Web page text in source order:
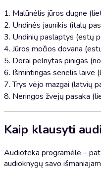
1. Malūnėlis jūros dugne
2. Undinės jaunikis (italų
3. Undinių paslaptys (estų
4. Jūros močios dovana
5. Dorai pelnytas pinigas
6. Išmintingas senelis laive
7. Trys vėjo mazgai (latvių
8. Neringos žvejų pasaka
Kaip klausyti
Audioteka programėlė –
audioknygų savo